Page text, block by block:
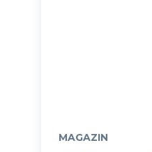
MAGAZIN